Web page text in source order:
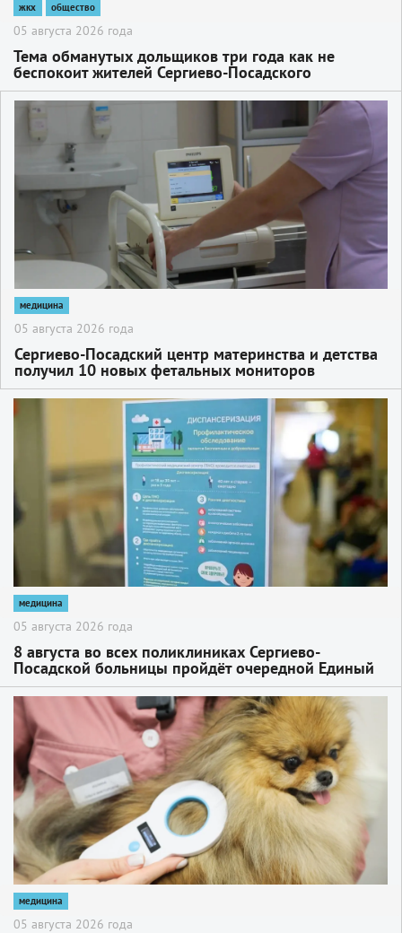
жкх общество
05 августа 2026 года
Тема обманутых дольщиков три года как не
беспокоит жителей Сергиево-Посадского
городского округа.
медицина
05 августа 2026 года
Сергиево-Посадский центр материнства и детства
получил 10 новых фетальных мониторов
медицина
05 августа 2026 года
8 августа во всех поликлиниках Сергиево-
Посадской больницы пройдёт очередной Единый
день диспансеризации
2
медицина
05 августа 2026 года